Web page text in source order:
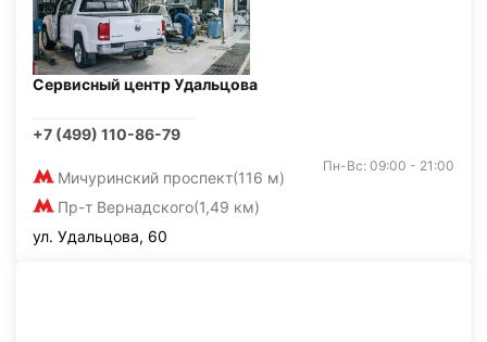
Сервисный центр Удальцова
+7 (499) 110-86-79
Мичуринский проспект(116 м)
Пр-т Вернадского(1,49 км)
Пн-Вс: 09:00 - 21:00
ул. Удальцова, 60